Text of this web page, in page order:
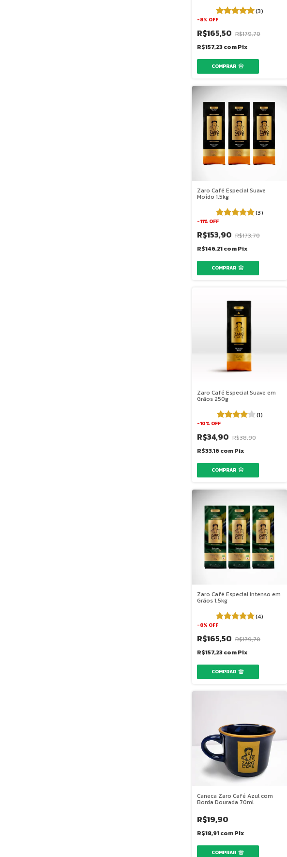
(3)
-8% OFF
R$165,50 R$179,70
R$157,23comPix
Zaro Café Especial Suave
Moído 1,5kg
(3)
-11% OFF
R$153,90 R$173,70
R$146,21comPix
Zaro Café Especial Suave em
Grãos 250g
(1)
-10% OFF
R$34,90 R$38,90
R$33,16comPix
Zaro Café Especial Intenso em
Grãos 1,5kg
(4)
-8% OFF
R$165,50 R$179,70
R$157,23comPix
Caneca Zaro Café Azul com
Borda Dourada 70ml
R$19,90
R$18,91comPix